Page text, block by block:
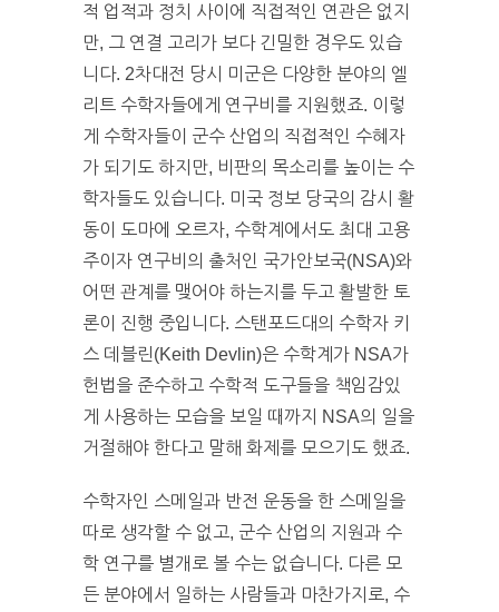
적 업적과 정치 사이에 직접적인 연관은 없지
만, 그 연결 고리가 보다 긴밀한 경우도 있습
니다. 2차대전 당시 미군은 다양한 분야의 엘
리트 수학자들에게 연구비를 지원했죠. 이렇
게 수학자들이 군수 산업의 직접적인 수혜자
가 되기도 하지만, 비판의 목소리를 높이는 수
학자들도 있습니다. 미국 정보 당국의 감시 활
동이 도마에 오르자, 수학계에서도 최대 고용
주이자 연구비의 출처인 국가안보국(NSA)와
어떤 관계를 맺어야 하는지를 두고 활발한 토
론이 진행 중입니다. 스탠포드대의 수학자 키
스 데블린(Keith Devlin)은 수학계가 NSA가
헌법을 준수하고 수학적 도구들을 책임감있
게 사용하는 모습을 보일 때까지 NSA의 일을
거절해야 한다고 말해 화제를 모으기도 했죠.
수학자인 스메일과 반전 운동을 한 스메일을
따로 생각할 수 없고, 군수 산업의 지원과 수
학 연구를 별개로 볼 수는 없습니다. 다른 모
든 분야에서 일하는 사람들과 마찬가지로, 수